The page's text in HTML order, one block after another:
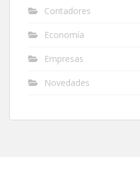
Contadores
Economía
Empresas
Novedades